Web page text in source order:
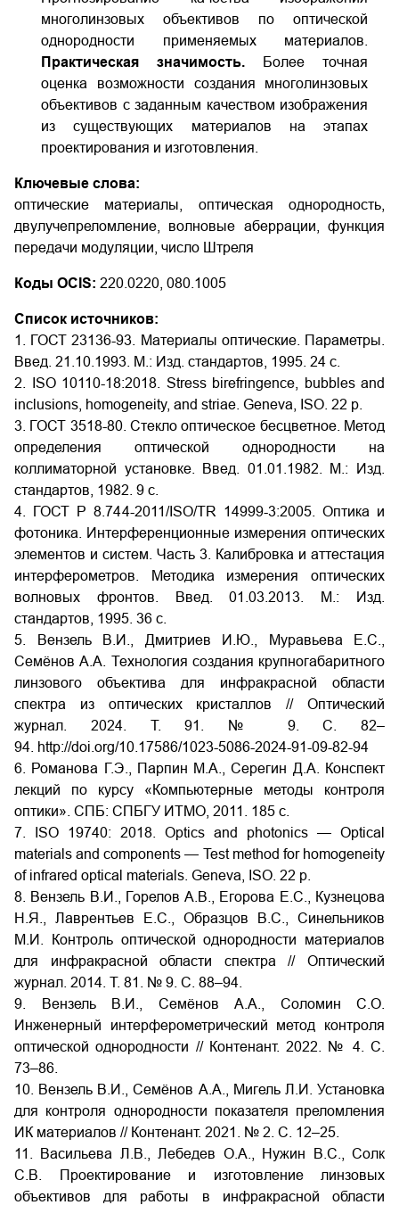
многолинзовых объективов по оптической
однородности применяемых материалов.
Практическая значимость. Более точная
оценка возможности создания многолинзовых
объективов с заданным качеством изображения
из существующих материалов на этапах
проектирования и изготовления.
Ключевые слова:
оптические материалы, оптическая однородность,
двулучепреломление, волновые аберрации, функция
передачи модуляции, число Штреля
Коды OCIS: 220.0220, 080.1005
Список источников:
1. ГОСТ 23136-93. Материалы оптические. Параметры.
Введ. 21.10.1993. М.: Изд. стандартов, 1995. 24 с.
2. ISO 10110-18:2018. Stress birefringence, bubbles and
inclusions, homogeneity, and striae. Geneva, ISO. 22 p.
3. ГОСТ 3518-80. Стекло оптическое бесцветное. Метод
определения оптической однородности на
коллиматорной установке. Введ. 01.01.1982. М.: Изд.
стандартов, 1982. 9 с.
4. ГОСТ Р 8.744-2011/ISO/TR 14999-3:2005. Оптика и
фотоника. Интерференционные измерения оптических
элементов и систем. Часть 3. Калибровка и аттестация
интерферометров. Методика измерения оптических
волновых фронтов. Введ. 01.03.2013. М.: Изд.
стандартов, 1995. 36 с.
5. Вензель В.И., Дмитриев И.Ю., Муравьева Е.С.,
Семёнов А.А. Технология создания крупногабаритного
линзового объектива для инфракрасной области
спектра из оптических кристаллов // Оптический
журнал. 2024. Т. 91. № 9. С. 82–
94. http://doi.org/10.17586/1023-5086-2024-91-09-82-94
6. Романова Г.Э., Парпин М.А., Серегин Д.А. Конспект
лекций по курсу «Компьютерные методы контроля
оптики». СПБ: СПБГУ ИТМО, 2011. 185 с.
7. ISO 19740: 2018. Optics and photonics — Optical
materials and components — Test method for homogeneity
of infrared optical materials. Geneva, ISO. 22 p.
8. Вензель В.И., Горелов А.В., Егорова Е.С., Кузнецова
Н.Я., Лаврентьев Е.С., Образцов В.С., Синельников
М.И. Контроль оптической однородности материалов
для инфракрасной области спектра // Оптический
журнал. 2014. Т. 81. № 9. С. 88–94.
9. Вензель В.И., Семёнов А.А., Соломин С.О.
Инженерный интерферометрический метод контроля
оптической однородности // Контенант. 2022. № 4. С.
73–86.
10. Вензель В.И., Семёнов А.А., Мигель Л.И. Установка
для контроля однородности показателя преломления
ИК материалов // Контенант. 2021. № 2. С. 12–25.
11. Васильева Л.В., Лебедев О.А., Нужин В.С., Солк
С.В. Проектирование и изготовление линзовых
объективов для работы в инфракрасной области